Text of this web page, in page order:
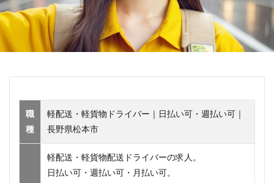
職
種
軽配送・軽貨物ドライバー｜日払い可・週払い可｜
長野県松本市
軽配送・軽貨物配送ドライバーの求人。
日払い可・週払い可・月払い可。